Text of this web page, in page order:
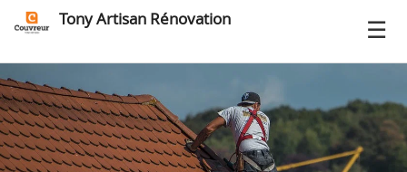
Tony Artisan Rénovation